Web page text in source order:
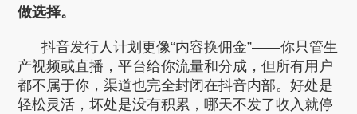
做选择。
抖音发行人计划更像“内容换佣金”——你只管生
产视频或直播，平台给你流量和分成，但所有用户
都不属于你，渠道也完全封闭在抖音内部。好处是
轻松灵活，坏处是没有积累，哪天不发了收入就停